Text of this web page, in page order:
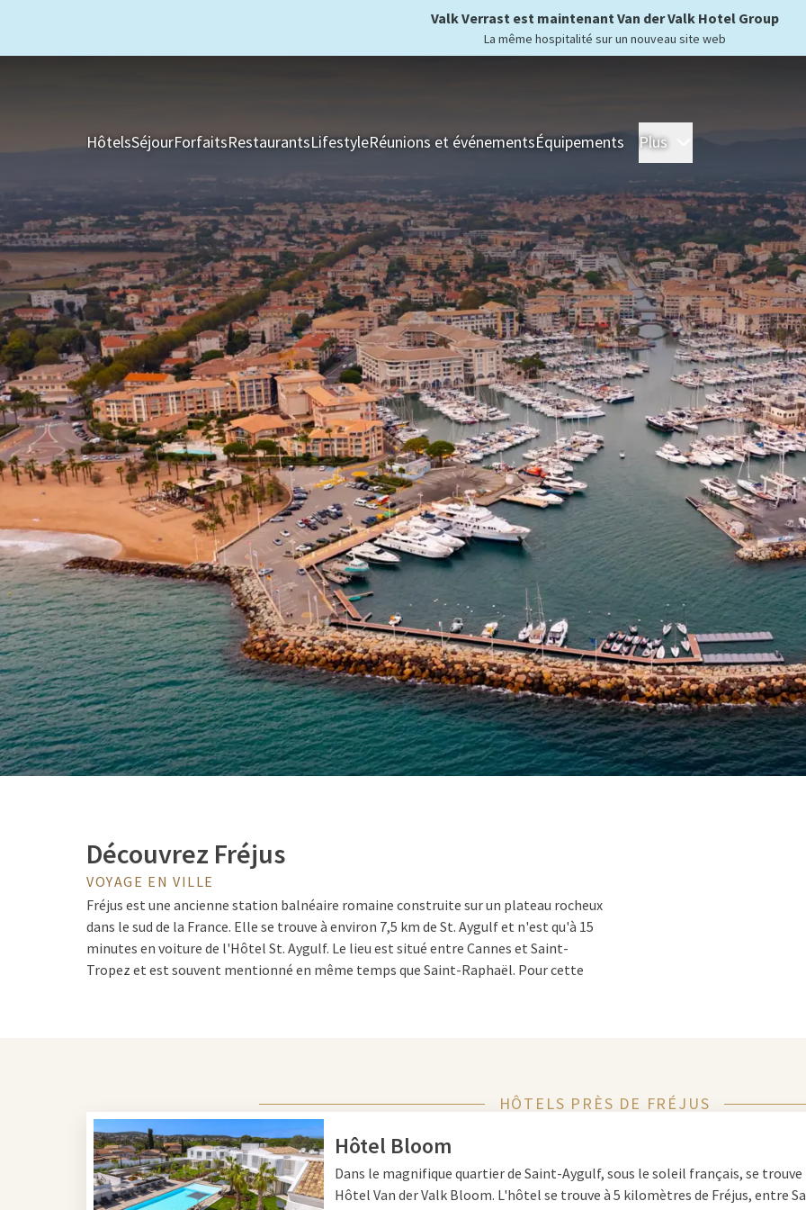
Valk Verrast est maintenant Van der Valk Hotel Group
La même hospitalité sur un nouveau site web
HôtelsSéjourForfaitsRestaurantsLifestyleRéunions et événementsÉquipements Plus
Découvrez Fréjus
VOYAGE EN VILLE
Fréjus est une ancienne station balnéaire romaine construite sur un plateau rocheux
dans le sud de la France. Elle se trouve à environ 7,5 km de St. Aygulf et n'est qu'à 15
minutes en voiture de l'Hôtel St. Aygulf. Le lieu est situé entre Cannes et Saint-
Tropez et est souvent mentionné en même temps que Saint-Raphaël. Pour cette
Culture et histoire
Période romaine
La culture et l'histoire ont eu une grande influence sur le développement touristique
actuel de la région. Grâce à sa situation favorable, Jules César a trouvé la ville très
HÔTELS PRÈS DE FRÉJUS
Hôtel Bloom
Dans le magnifique quartier de Saint-Aygulf, sous le soleil français, se
Hôtel Van der Valk Bloom. L'hôtel se trouve à 5 kilomètres de Fréjus, entre